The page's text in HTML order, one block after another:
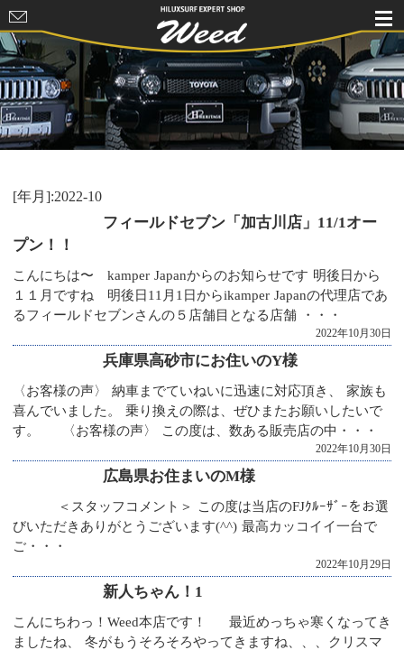
HILUXSURF
EXPERT
SHOP Weed
[年月]:2022-10
フィールドセブン「加古川店」11/1オー
プン！！
こんにちは〜 kamper Japanからのお知らせです 明後日から
１１月ですね 明後日11月1日からikamper Japanの代理店であ
るフィールドセブンさんの５店舗目となる店舗 ・・・
2022年10月30日
兵庫県高砂市にお住いのY様
〈お客様の声〉 納車までていねいに迅速に対応頂き、 家族も
喜んでいました。 乗り換えの際は、ぜひまたお願いしたいで
す。 〈お客様の声〉 この度は、数ある販売店の中・・・
2022年10月30日
広島県お住まいのM様
＜スタッフコメント＞ この度は当店のFJｸﾙｰｻﾞｰをお選
びいただきありがとうございます(^^) 最高カッコイイ一台で
ご・・・
2022年10月29日
新人ちゃん！1
こんにちわっ！Weed本店です！ 最近めっちゃ寒くなってき
ましたね、 冬がもうそろそろやってきますね、、、クリスマ